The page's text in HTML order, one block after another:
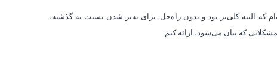
ام که البته کلیتر بود و بدون راهحل. برای بهتر شدن نسبت به گذشته،
که بیان میشود، ارائه کنم.